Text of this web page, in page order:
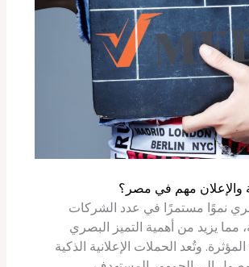
والإعلان مهم في مصر؟
نموًا مستمرًا في عدد الشركات
مما يزيد من أهمية التميز البصري
وتُعد الحملات الإعلانية الذكية